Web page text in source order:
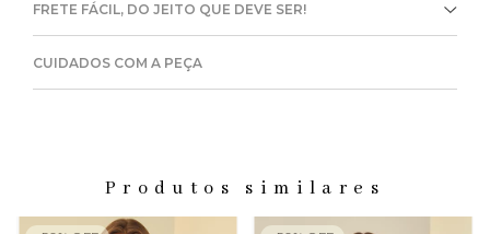
FRETE FÁCIL, DO JEITO QUE DEVE SER!
CUIDADOS COM A PEÇA
Produtos similares